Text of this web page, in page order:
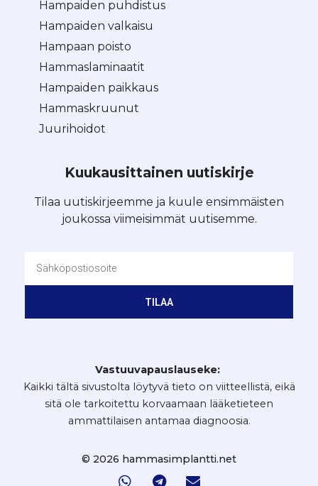
Hampaiden puhdistus
Hampaiden valkaisu
Hampaan poisto
Hammaslaminaatit
Hampaiden paikkaus
Hammaskruunut
Juurihoidot
Kuukausittainen uutiskirje
Tilaa uutiskirjeemme ja kuule ensimmäisten
joukossa viimeisimmät uutisemme.
TILAA
Vastuuvapauslauseke:
Kaikki tältä sivustolta löytyvä tieto on viitteellistä, eikä
sitä ole tarkoitettu korvaamaan lääketieteen
ammattilaisen antamaa diagnoosia.
© 2026 hammasimplantti.net